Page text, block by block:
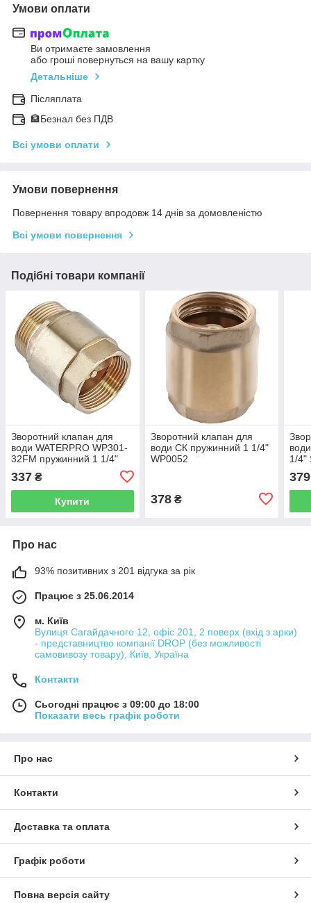
Умови оплати
Ви отримаєте замовлення
або гроші повернуться на вашу картку
Детальніше
Післяплата
🏦Безнал без ПДВ
Всі умови оплати
Умови повернення
Повернення товару впродовж 14 днів за домовленістю
Всі умови повернення
Подібні товари компанії
Зворотний клапан для
води WATERPRO WP301-
32FM пружинний 1 1/4"
337 ₴
Купити
Зворотний клапан для
води СК пружинний 1 1/4"
WP0052
378₴
1/4"
379
Про нас
93% позитивних з 201 відгука за рік
Працює з 25.06.2014
м. Київ
Вулиця Сагайдачного 12, офіс 201, 2 поверх (вхід з арки)
- представництво компанії DROP (без можливості
самовивозу товару), Київ, Україна
Контакти
Сьогодні працює з 09:00 до 18:00
Показати весь графік роботи
Про нас
Контакти
Доставка та оплата
Графік роботи
Повна версія сайту